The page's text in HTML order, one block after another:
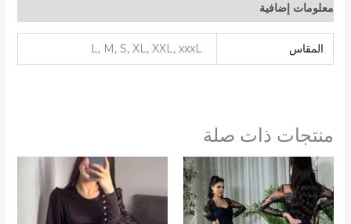
معلومات إضافية
المقاس L, M, S, XL, XXL, xxxL
منتجات ذات صلة